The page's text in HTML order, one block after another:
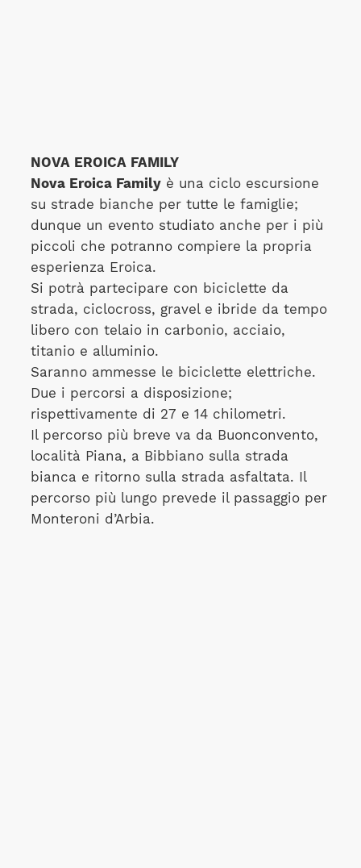
NOVA EROICA FAMILY
Nova Eroica Familyè una ciclo escursione
su strade bianche per tutte le famiglie;
dunque un evento studiato anche per i più
piccoli che potranno compiere la propria
esperienza Eroica.
Si potrà partecipare con biciclette da
strada, ciclocross, gravel e ibride da tempo
libero con telaio in carbonio, acciaio,
titanio e alluminio.
Saranno ammesse le biciclette elettriche.
Due i percorsi a disposizione;
rispettivamente di 27 e 14 chilometri.
Il percorso più breve va da Buonconvento,
località Piana, a Bibbiano sulla strada
bianca e ritorno sulla strada asfaltata. Il
percorso più lungo prevede il passaggio per
Monteroni d’Arbia.